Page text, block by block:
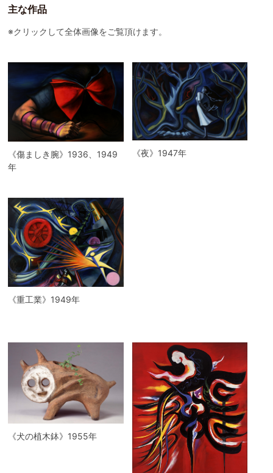
主な作品
※クリックして全体画像をご覧頂けます。
《傷ましき腕》1936、1949
年
《夜》1947年
《重工業》1949年
《犬の植木鉢》1955年